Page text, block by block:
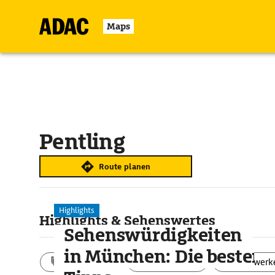
Maps
Pentling
Route planen
Highlights & Sehenswertes
Aktivitäten Landschaft
Highlights
Sehenswürdigkeiten
in München: Die besten